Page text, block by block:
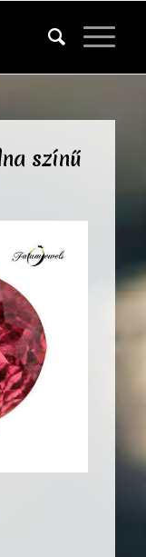
színű